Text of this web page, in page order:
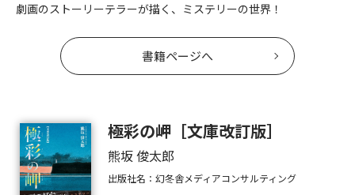
劇画のストーリーテラーが描く、ミステリーの世界！
書籍ページへ
極彩の岬［文庫改訂版］
熊坂 俊太郎
出版社名：幻冬舎メディアコンサルティング